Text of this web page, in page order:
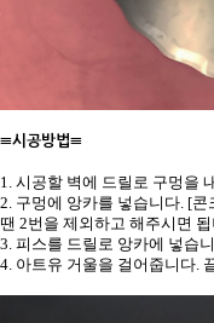
≡시공방법≡
1. 시공할 벽에 드릴로 구멍을
2. 구멍에 앙카를 넣습니다. [
땐 2번을 제외하고 해주시면
3. 피스를 드릴로 앙카에 넣습
4. 아트유 거울을 걸어줍니다.